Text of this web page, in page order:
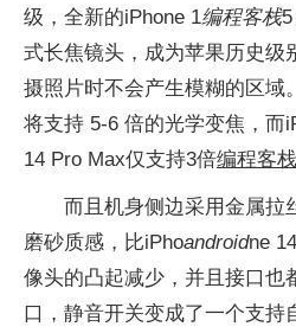
级，全新的iPhone 1编程客栈
式长焦镜头，成为苹果历史级
摄照片时不会产生模糊的区域。
将支持 5-6 倍的光学变焦，而
14 Pro Max仅支持3倍编程客栈
而且机身侧边采用金属拉
磨砂质感，比iPhoandroidne
像头的凸起减少，并且接口也
口，静音开关变成了一个支持